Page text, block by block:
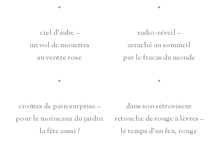
*
ciel d’aube –
un vol de mouettes
au ventre rose
*
croûtes de pain surprise –
pour le moineaux du jardin
la fête aussi !
*
radio-réveil –
arraché au sommeil
par le fracas du monde
*
dans son rétroviseur
retouche de rouge à lèvres –
le temps d’un feu, rouge